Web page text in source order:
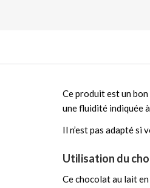
Ce produit est un
une fluidité indiquée
Il n’est pas adapté si
Utilisation du
Ce chocolat au lait